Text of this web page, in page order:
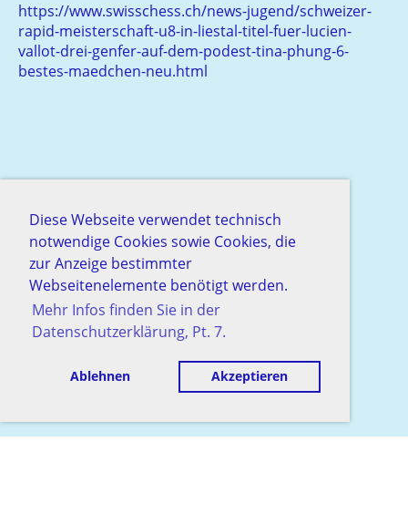
Diese Webseite verwendet technisch
notwendige Cookies sowie Cookies, die
zur Anzeige bestimmter
Webseitenelemente benötigt werden.
Mehr Infos finden Sie in der
Datenschutzerklärung, Pt. 7.
Ablehnen Akzeptieren
https://www.swisschess.ch/news-jugend/schweizer-
rapid-meisterschaft-u8-in-liestal-titel-fuer-lucien-
vallot-drei-genfer-auf-dem-podest-tina-phung-6-
bestes-maedchen-neu.html